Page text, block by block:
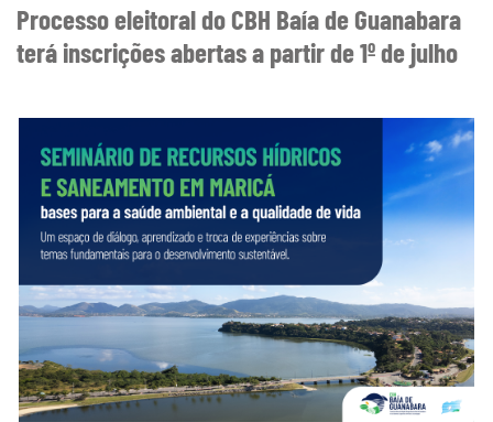
Processo eleitoral do CBH Baía de Guanabara
terá inscrições abertas a partir de 1º de julho